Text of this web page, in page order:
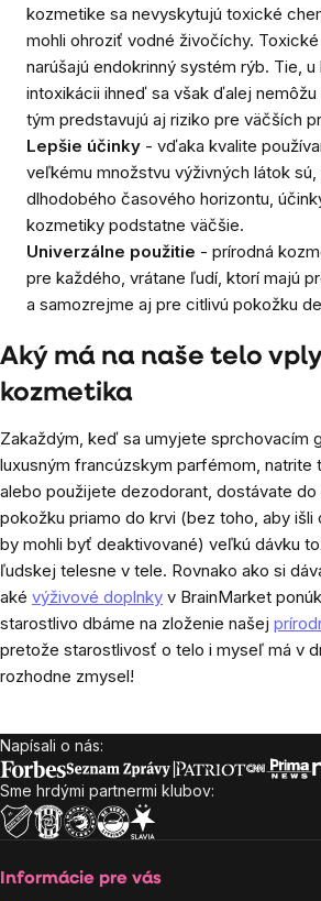
kozmetike sa nevyskytujú toxické
mohli ohroziť vodné živočíchy.
narúšajú endokrinný systém rýb. Tie,
intoxikácii ihneď sa však ďalej
tým predstavujú aj riziko pre väčších
Lepšie účinky - vďaka kvalite
veľkému množstvu výživných látok
dlhodobého časového horizontu,
kozmetiky podstatne väčšie.
Univerzálne použitie - prírodná
pre každého, vrátane ľudí, ktorí majú
a samozrejme aj pre citlivú pokožku
Aký má na naše telo
kozmetika
Zakaždým, keď sa umyjete sprchovacím
luxusným francúzskym parfémom, natrite
alebo použijete dezodorant, dostávate
pokožku priamo do krvi (bez toho, aby
by mohli byť deaktivované) veľkú dávku
ľudskej telesne v tele. Rovnako ako si
aké výživové doplnky v BrainMarket
starostlivo dbáme na zloženie našej
pretože starostlivosť o telo i myseľ má v
rozhodne zmysel!
Zápätie
Napísali o nás:
Sme hrdými partnermi klubov:
Informácie pre vás